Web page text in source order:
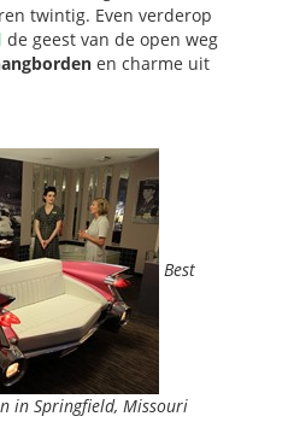
twintig. Even verderop
de geest van de open weg
en charme uit
Best
in Springfield, Missouri